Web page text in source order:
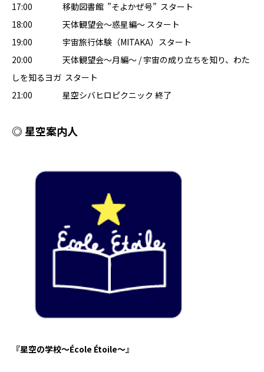
17:00 移動図書館 ”そよかぜ号” スタート
18:00 天体観望会〜惑星編〜 スタート
19:00 宇宙旅行体験（MITAKA）スタート
20:00 天体観望会〜月編〜 / 宇宙の成り立ちを知り、わた
しを知るヨガ スタート
21:00 星空シバヒロピクニック 終了
◎ 星空案内人
『星空の学校～École Étoile～』